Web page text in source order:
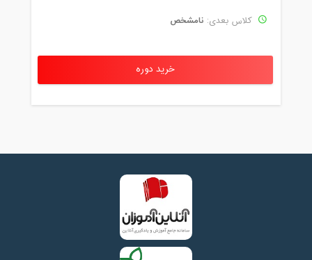
کلاس بعدی: نامشخص
خرید دوره